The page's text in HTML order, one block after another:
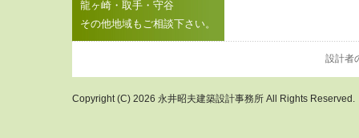
龍ヶ崎・取手・守谷
その他地域もご相談下さい。
設計者
Copyright (C) 2026 永井昭夫建築設計事務所 All Rights Reserved.